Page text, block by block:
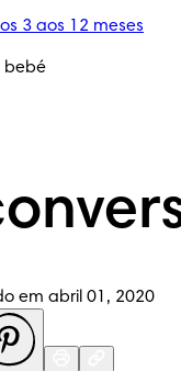
3 aos 12 meses
bebé
em abril 01, 2020